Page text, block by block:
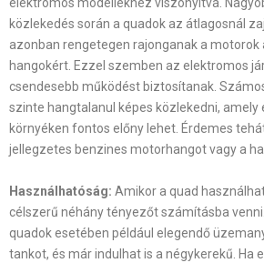
közlekedés során a quadok az átlagosnál
azonban rengetegen rajonganak a
hangokért. Ezzel szemben az elektromos
csendesebb működést biztosítanak.
szinte hangtalanul képes közlekedni, amely
környéken fontos előny lehet. Érdemes
jellegzetes benzines motorhangot vagy a
Használhatóság: Amikor a quad
célszerű néhány tényezőt számításba
quadok esetében például elegendő
tankot, és már indulhat is a négykerekű. Ha